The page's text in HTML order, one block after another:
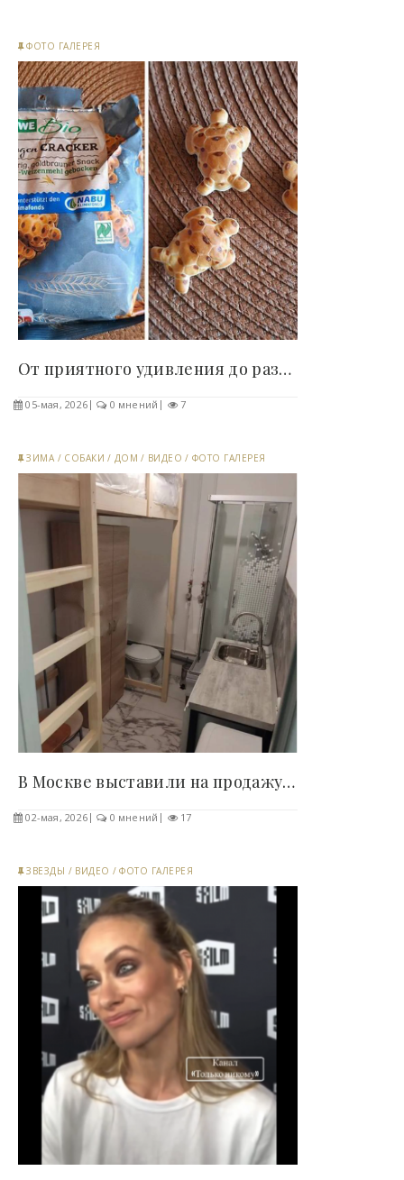
ФОТО ГАЛЕРЕЯ
От приятного удивления до разочарования: 15 раз,..
05-мая, 2026 0 мнений 7
ЗИМА / СОБАКИ / ДОМ / ВИДЕО / ФОТО ГАЛЕРЕЯ
В Москве выставили на продажу «квартиру» площадью..
02-мая, 2026 0 мнений 17
ЗВЕЗДЫ / ВИДЕО /ФОТО ГАЛЕРЕЯ